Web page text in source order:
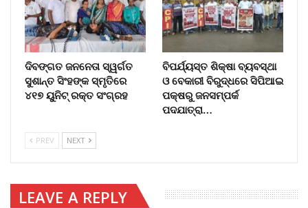
ଦିବଙ୍ଗତ ଜନନେତା ସ୍ୱର୍ଗତ
ସୁଶାନ୍ତ ସିଂହଙ୍କ ସ୍ମୃତିରେ
୪୧୭ ୟୁନିଟ୍ ରକ୍ତ ସଂଗ୍ରହ
ବିପର୍ଯ୍ୟସ୍ତ ଶିକ୍ଷା ବ୍ୟବସ୍ଥା
ଓ ବେକାରୀ ବିରୁଦ୍ଧରେ ସିପିଆଇ
ପକ୍ଷରୁ ଜନସମ୍ପର୍କ
ପଦଯାତ୍ରା…
PREV NEXT
LEAVE A REPLY